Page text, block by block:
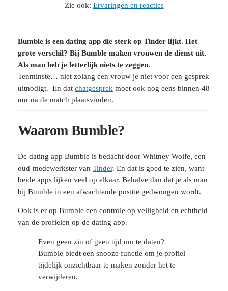
Zie ook: Ervaringen en reacties
Bumble is een dating app die sterk op Tinder lijkt. Het
grote verschil? Bij Bumble maken vrouwen de dienst uit.
Als man heb je letterlijk niets te zeggen.
Tenminste… niet zolang een vrouw je niet voor een gesprek
uitnodigt. En dat chatgesprek moet ook nog eens binnen 48
uur na de match plaatsvinden.
Waarom Bumble?
De dating app Bumble is bedacht door Whitney Wolfe, een
oud-medewerkster van Tinder. En dat is goed te zien, want
beide apps lijken veel op elkaar. Behalve dan dat je als man
bij Bumble in een afwachtende positie gedwongen wordt.
Ook is er op Bumble een controle op veiligheid en echtheid
van de profielen op de dating app.
Even geen zin of geen tijd om te daten?
Bumble biedt een snooze functie om je profiel
tijdelijk onzichtbaar te maken zonder het te
verwijderen.